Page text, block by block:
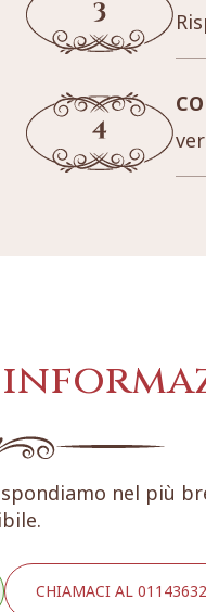
nel più
CHIAMACI AL